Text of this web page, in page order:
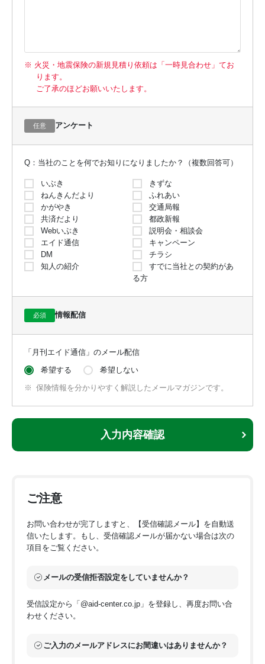
に必要があると認める場合であって、本人の同意を得るこ
とが困難であるとき
国の機関もしくは地方公共団体またはその委託を受けた者
が法令の定める事務を遂行することに対して協力する必要
当該第三者が学術研究機関等である場合であって、当該第
るとき（当該個人データを取り扱う目的の一部が学術研究
目的である場合を含み、個人の権利利益を不当に侵害する
また、個人データを第三者に提供したとき、あるいは第三者か
ら取得したとき（個人関連情報を個人データとして取得する場
合を含みます。）、提供・取得経緯等確認を行うとともに、提
供先・提供者の氏名等、法令で定める事項を記録し、保管しま
5. 個人関連情報の第三者への提供
において当該個人関連情報のご本人から、当該情報を取得する
ことを認める旨の同意が得られていることを確認することをし
ないで、当該情報を提供しません。
当社は、法令で定める場合を除き、前項の確認に基づき個人関
（いつ、どのような提供先に、どのような個人関連情報を提供
したか、どのように第三者がご本人の同意を得たか等）につい
6. センシティブ情報の取扱い
人情報（以下「センシティブ情報」といいます。）を、個人情
報保護法その他の法令、ガイドラインに規定する場合を除くほ
7. 個人番号および特定個人情報の取扱い
当社は個人番号および特定個人情報について、取得・利用・第
8. 見直し・改善
当社の個人情報の取扱いおよび安全管理に係る適切な措置につ
※ 火災・地震保険の新規見積り依頼は「一時見合わせ」てお
ります。
ご了承のほどお願いいたします。
任意 アンケート
Q：当社のことを何でお知りになりましたか？（複数回答可）
いぶき
きずな
ねんきんだより
ふれあい
かがやき
交通局報
共済だより
都政新報
Webいぶき
説明会・相談会
エイド通信
キャンペーン
DM
チラシ
知人の紹介
すでに当社との契約があ
る方
必須 情報配信
「月刊エイド通信」のメール配信
希望する
希望しない
保険情報を分かりやすく解説したメールマガジンです。
入力内容確認
ご注意
お問い合わせが完了しますと、【受信確認メール】を自動送
信いたします。もし、受信確認メールが届かない場合は次の
項目をご覧ください。
メールの受信拒否設定をしていませんか？
受信設定から「@aid-center.co.jp」を登録し、再度お問い合
わせください。
ご入力のメールアドレスにお間違いはありませんか？